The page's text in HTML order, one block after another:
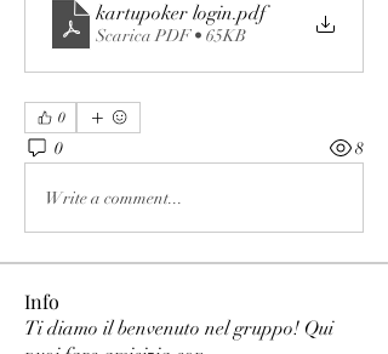
kartupoker login.pdf
Scarica PDF • 65KB
0
0 8
Write a comment...
Info
Ti diamo il benvenuto nel gruppo! Qui